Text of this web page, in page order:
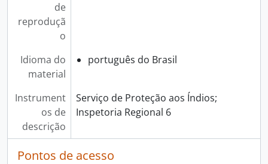
de
reproduçã
o
Idioma do
material
português do Brasil
Instrument
os de
descrição
Serviço de Proteção aos Índios;
Inspetoria Regional 6
Pontos de acesso